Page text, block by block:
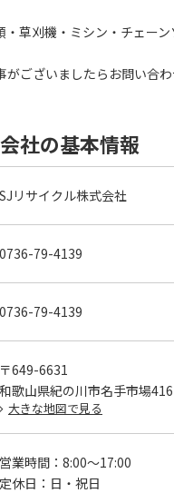
草刈機・ミシン・チェー
ございましたらお問い合
社の基本情報
SJリサイクル株式会社
0736-79-4139
0736-79-4139
〒649-6631
和歌山県紀の川市名手市場416
大きな地図で見る
営業時間： 8:00～17:00
定休日： 日・祝日